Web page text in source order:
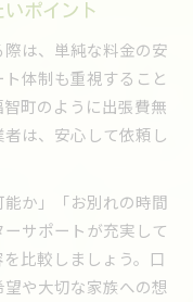
ポイント
は、単純な料金の安
体制も重視すること
町のように出張費無
は、安心して依頼し
か」「お別れの時間
サポートが充実して
比較しましょう。口
や大切な家族への想